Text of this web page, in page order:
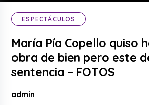
ESPECTÁCULOS
María Pía Copello quiso
obra de bien pero este
sentencia – FOTOS
admin